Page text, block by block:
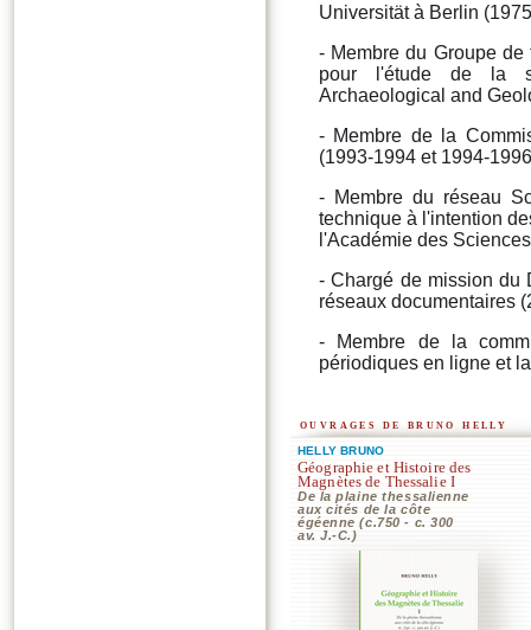
Universität à Berlin
- Membre du Groupe
pour l'étude de la
Archaeological and
- Membre de la
(1993-1994 et 1994-
- Membre du réseau
technique à l'intention
l'Académie des
- Chargé de mission du
réseaux documentaires
- Membre de la
périodiques en ligne et
ouvrages de bruno helly
HELLY BRUNO
Géographie et Histoire des
Magnètes de Thessalie I
De la plaine thessalienne
aux cités de la côte
égéenne (c.750 - c. 300
av. J.-C.)